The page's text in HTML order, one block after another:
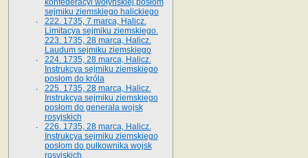
konfederacyi wołyńskiej posłom
sejmiku ziemskiego halickiego
222. 1735, 7 marca, Halicz.
Limitacya sejmiku ziemskiego.
223. 1735, 28 marca, Halicz.
Laudum sejmiku ziemskiego
224. 1735, 28 marca, Halicz.
Instrukcya sejmiku ziemskiego
posłom do króla
225. 1735, 28 marca, Halicz.
Instrukcya sejmiku ziemskiego
posłom do generała wojsk
rosyjskich
226. 1735, 28 marca, Halicz.
Instrukcya sejmiku ziemskiego
posłom do pułkownika wojsk
rosyjskich